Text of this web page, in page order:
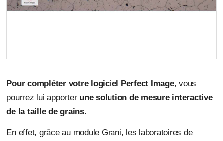
Pour compléter votre logiciel Perfect Image, vous
pourrez lui apporter une solution de mesure interactive
de la taille de grains.
En effet, grâce au module Grani, les laboratoires de